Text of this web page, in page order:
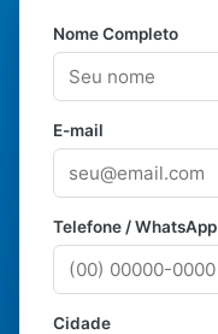
Nome Completo
E-mail
Telefone / WhatsApp
Cidade